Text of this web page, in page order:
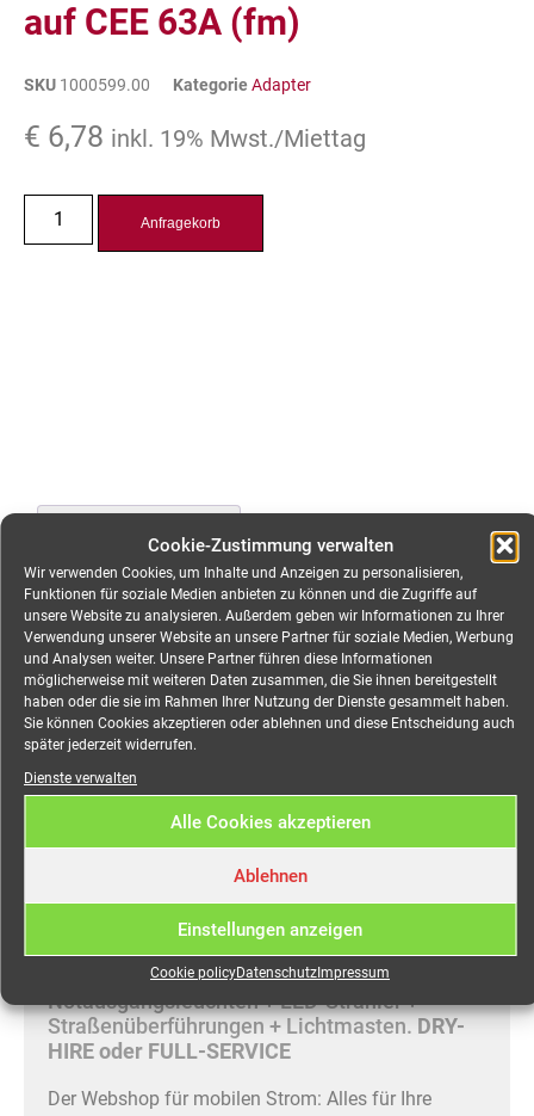
Cookie-Zustimmung verwalten
Wir verwenden Cookies, um Inhalte und Anzeigen zu personalisieren,
Funktionen für soziale Medien anbieten zu können und die Zugriffe auf
unsere Website zu analysieren. Außerdem geben wir Informationen zu Ihrer
Verwendung unserer Website an unsere Partner für soziale Medien, Werbung
und Analysen weiter. Unsere Partner führen diese Informationen
möglicherweise mit weiteren Daten zusammen, die Sie ihnen bereitgestellt
haben oder die sie im Rahmen Ihrer Nutzung der Dienste gesammelt haben.
Sie können Cookies akzeptieren oder ablehnen und diese Entscheidung auch
später jederzeit widerrufen.
Dienste verwalten
Alle Cookies akzeptieren
Ablehnen
Einstellungen anzeigen
Cookie policyDatenschutz Impressum
auf CEE 63A (fm)
SKU 1000599.00 KategorieAdapter
€ 6,78 inkl. 19% Mwst./Miettag
Anfragekorb
Beschreibung
Beschreibung
Kabeladapter CEE 125 A
(m) auf CEE 63A (fm)
mieten
Mieten Sie Ihre mobile Stromversorgung
online bei MEEVI-rent in Stuttgart.
Wir vermieten: Stromkabel + Stromverteiler +
Stromaggregate + Überfahrrampen und
Kabelbrücken + Notbeleuchtung +
Stromgeneratoren + Eventverteiler +
Verteilerschränke + Flächenleuchten +
Notausgangsleuchten + LED-Strahler +
Straßenüberführungen + Lichtmasten.DRY-
HIRE oder FULL-SERVICE
Der Webshop für mobilen Strom: Alles für Ihre